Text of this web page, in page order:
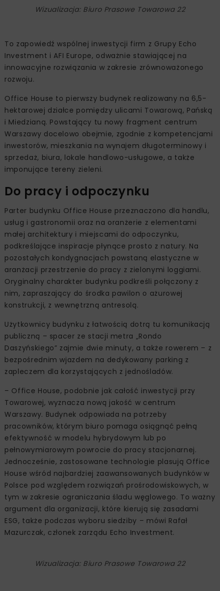
Wizualizacja: Biuro Prasowe Towarowa 22
To zapowiedź wspólnej inwestycji firm z Grupy Echo
Investment i AFI Europe, odważnie stawiającej na
innowacyjne rozwiązania w zakresie zrównoważonego
rozwoju.
Office House to pierwszy budynek realizowany na 6,5-
hektarowej działce pomiędzy ulicami Towarową, Pańską
i Miedzianą. Powstający tu nowy fragment centrum
Warszawy docelowo obejmie, zgodnie z kompetencjami
inwestorów, mieszkania na wynajem długoterminowy i
sprzedaż, biura, lokale handlowo-usługowe, a także
imponujące tereny zieleni.
Do pracy i odpoczynku
Parter budynku Office House przeznaczono dla handlu,
usług i gastronomii oraz na oranżerie z elementami
małej architektury i miejscami do odpoczynku,
podkreślające inspiracje płynące prosto z natury. Na
pozostałych kondygnacjach powstaną elastyczne w
aranżacji przestrzenie do pracy z zielonymi loggiami.
Oryginalny charakter budynku podkreśli połączony z
nim, zapraszający do środka pawilon o ażurowej
konstrukcji, z wewnętrzną antresolą.
Użytkownicy budynku z łatwością dotrą tu komunikacją
publiczną – spacer ze stacji metra „Rondo
Daszyńskiego” zajmie dwie minuty, a także rowerem – z
bezpośrednim wjazdem na dedykowany parking z
zapleczem dla korzystających z jednośladów.
– Office House, podobnie jak całość inwestycji przy
Towarowej, wyznacza nową jakość w centrum
pracowników, którym biuro pomaga osiągnąć pełną
efektywność w modelu hybrydowym lub po